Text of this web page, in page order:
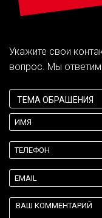
Укажите свои
вопрос. Мы